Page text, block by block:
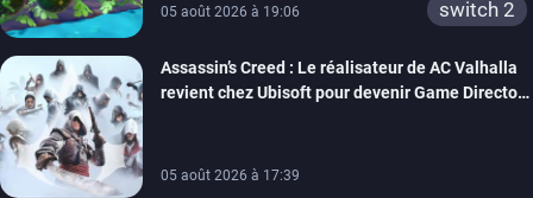
05 août 2026 à 19:06 switch 2
Assassin’s Creed : Le réalisateur de AC Valhalla
revient chez Ubisoft pour devenir Game Director
05 août 2026 à 17:39